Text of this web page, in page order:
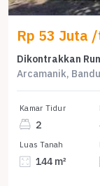
Rp 53 Juta
Arcamanik,
Kamar Tidur
2
Luas Tanah
144 m²